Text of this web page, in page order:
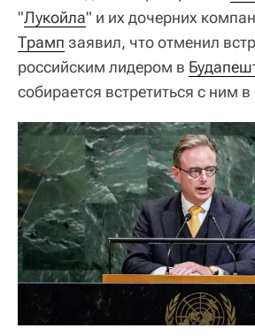
"Лукойла" и их дочерних
Трамп заявил, что отменил
российским лидером в
собирается встретиться с ним